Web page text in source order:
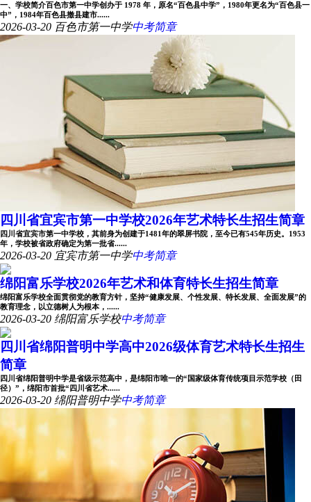
一、学校简介百色市第一中学创办于 1978 年，原名“百色县中学”，1980年更名为“百色县一
中”，1984年百色县撤县建市......
2026-03-20 百色市第一中学中考简章
四川省宜宾市第一中学校2026年艺术特长生招生简章
四川省宜宾市第一中学校，其前身为创建于1481年的翠屏书院，至今已有545年历史。1953
年，学校被省政府确定为第一批省......
2026-03-20 宜宾市第一中学中考简章
绵阳富乐学校2026年艺术和体育特长生招生简章
绵阳富乐学校全面贯彻党的教育方针，坚持“健康发展、个性发展、特长发展、全面发展”的
教育理念，以立德树人为根本，......
2026-03-20 绵阳富乐学校中考简章
四川省绵阳普明中学高中2026级体育艺术特长生招生
简章
四川省绵阳普明中学是省级示范高中，是绵阳市唯一的“国家级体育传统项目示范学校（田
径）”，绵阳市首批“四川省艺术......
2026-03-20 绵阳普明中学中考简章